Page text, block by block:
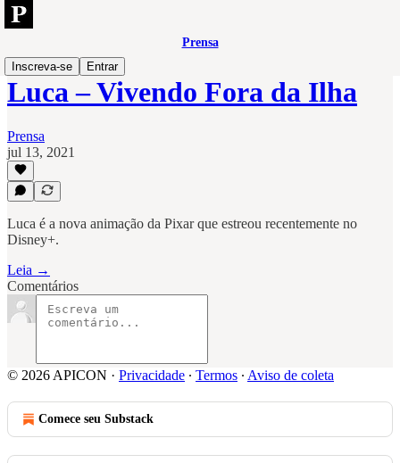
Prensa
Inscreva-se
Entrar
Luca – Vivendo Fora da Ilha
Prensa
jul 13, 2021
Luca é a nova animação da Pixar que estreou recentemente no
Disney+.
Leia →
Comentários
© 2026 APICON · Privacidade ∙ Termos ∙ Aviso de coleta
Comece seu Substack